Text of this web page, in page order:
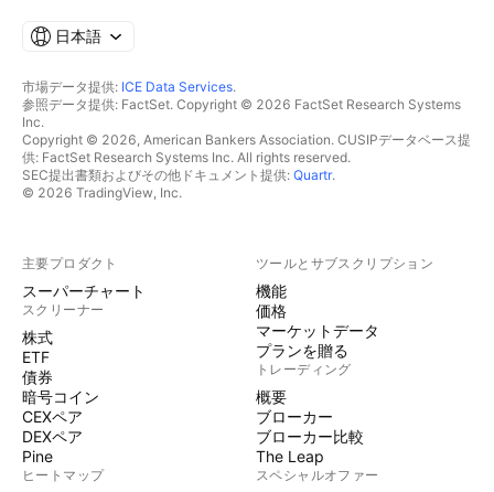
日本語
市場データ提供: ICE Data Services.
参照データ提供: FactSet. Copyright © 2026 FactSet Research Systems
Inc.
Copyright © 2026, American Bankers Association. CUSIPデータベース提
供: FactSet Research Systems Inc. All rights reserved.
SEC提出書類およびその他ドキュメント提供: Quartr.
© 2026 TradingView, Inc.
主要プロダクト
スーパーチャート
スクリーナー
株式
ETF
債券
暗号コイン
CEXペア
DEXペア
Pine
ヒートマップ
ツールとサブスクリプション
機能
価格
マーケットデータ
プランを贈る
トレーディング
概要
ブローカー
ブローカー比較
The Leap
スペシャルオファー